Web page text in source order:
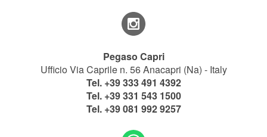
Pegaso Capri
Ufficio Via Caprile n. 56 Anacapri (Na) - Italy
Tel. +39 333 491 4392
Tel. +39 331 543 1500
Tel. +39 081 992 9257